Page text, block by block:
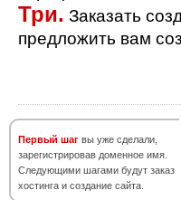
Три. Заказать
предложить вам
Первый шаг вы уже сделали,
зарегистрировав доменное имя.
Следующими шагами будут заказ
хостинга и создание сайта.